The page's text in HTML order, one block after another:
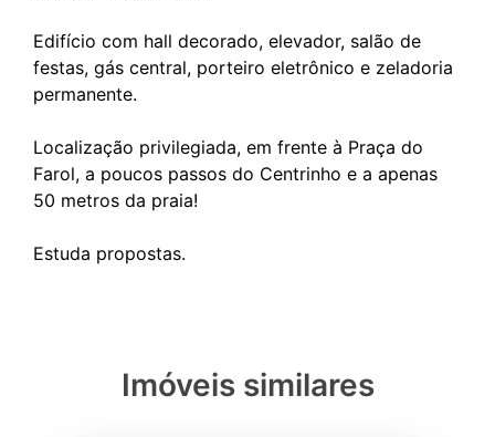
Edifício com hall decorado, elevador, salão de
festas, gás central, porteiro eletrônico e zeladoria
permanente.
Localização privilegiada, em frente à Praça do
Farol, a poucos passos do Centrinho e a apenas
50 metros da praia!
Imóveis similares